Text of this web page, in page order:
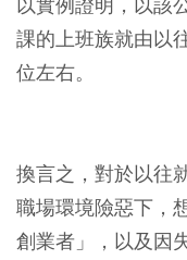
課的上班族就由以
位左右。
換言之，對於以往
職場環境險惡下，
創業者」，以及因